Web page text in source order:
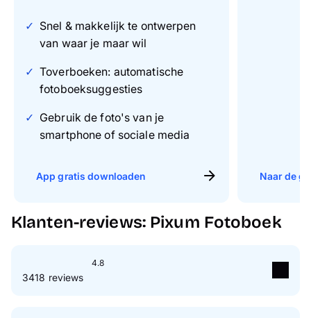
Snel & makkelijk te ontwerpen
van waar je maar wil
Toverboeken: automatische
fotoboeksuggesties
Gebruik de foto's van je
smartphone of sociale media
App gratis downloaden Naar de
Klanten-reviews: Pixum Fotoboek
4.8
3418 reviews